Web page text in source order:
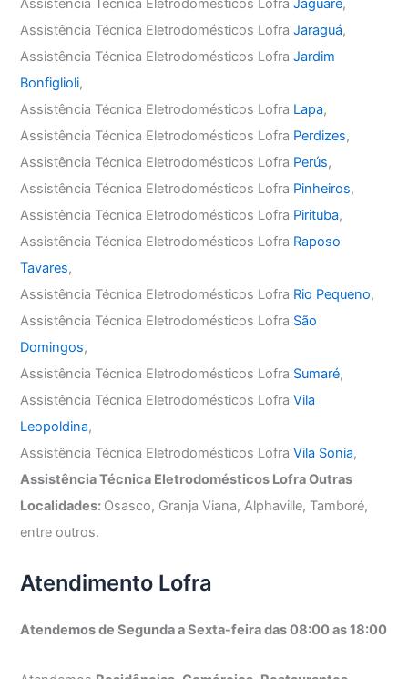
Assistência Técnica Eletrodomésticos LofraJaguaré,
Assistência Técnica Eletrodomésticos LofraJaraguá,
Assistência Técnica Eletrodomésticos LofraJardim
Bonfiglioli,
Assistência Técnica Eletrodomésticos Lofra Lapa,
Assistência Técnica Eletrodomésticos Lofra Perdizes,
Assistência Técnica Eletrodomésticos Lofra Perús,
Assistência Técnica Eletrodomésticos Lofra Pinheiros,
Assistência Técnica Eletrodomésticos Lofra Pirituba,
Assistência Técnica Eletrodomésticos Lofra Raposo
Tavares,
Assistência Técnica Eletrodomésticos Lofra Rio Pequeno,
Assistência Técnica Eletrodomésticos Lofra São
Domingos,
Assistência Técnica Eletrodomésticos Lofra Sumaré,
Assistência Técnica Eletrodomésticos LofraVila
Leopoldina,
Assistência Técnica Eletrodomésticos LofraVila Sonia,
Assistência Técnica Eletrodomésticos Lofra Outras
Localidades: Osasco, Granja Viana, Alphaville, Tamboré,
entre outros.
Atendimento Lofra
Atendemos de Segunda a Sexta-feira das 08:00 as 18:00